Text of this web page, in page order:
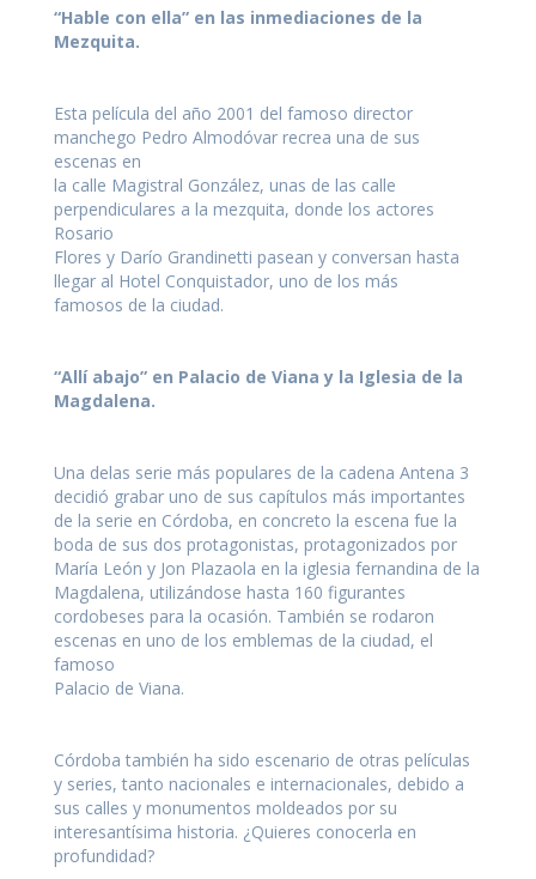
“Hable con ella” en las inmediaciones de la
Mezquita.
Esta película del año 2001 del famoso director
manchego Pedro Almodóvar recrea una de sus
escenas en
la calle Magistral González, unas de las calle
perpendiculares a la mezquita, donde los actores
Rosario
Flores y Darío Grandinetti pasean y conversan hasta
llegar al Hotel Conquistador, uno de los más
famosos de la ciudad.
“Allí abajo” en Palacio de Viana y la Iglesia de la
Magdalena.
Una delas serie más populares de la cadena Antena 3
decidió grabar uno de sus capítulos más importantes
de la serie en Córdoba, en concreto la escena fue la
boda de sus dos protagonistas, protagonizados por
María León y Jon Plazaola en la iglesia fernandina de la
Magdalena, utilizándose hasta 160 figurantes
cordobeses para la ocasión. También se rodaron
escenas en uno de los emblemas de la ciudad, el
famoso
Palacio de Viana.
Córdoba también ha sido escenario de otras películas
y series, tanto nacionales e internacionales, debido a
sus calles y monumentos moldeados por su
interesantísima historia. ¿Quieres conocerla en
profundidad?